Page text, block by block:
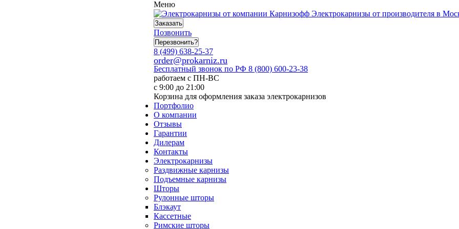
Меню
Электрокарнизы от производителя в
Заказать
Позвонить
Перезвонить?
8 (499) 638-25-37
order@prokarniz.ru
Бесплатный звонок по РФ 8 (800) 600-23-38
работаем с ПН-ВС
с 9:00 до 21:00
Корзина для оформления заказа электрокарнизов
Портфолио
О компании
Отзывы
Гарантии
Дилерам
Контакты
Электрокарнизы
Раздвижные карнизы
Подъемные карнизы
Шторы
Рулонные шторы
Блэкаут
Кассетные
Римские шторы